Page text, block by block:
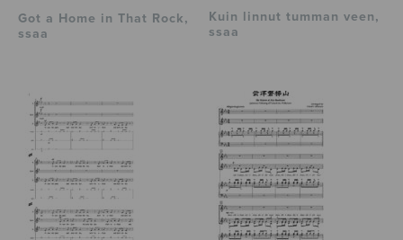
Got a Home in That Rock,
ssaa
Kuin linnut tumman veen,
ssaa